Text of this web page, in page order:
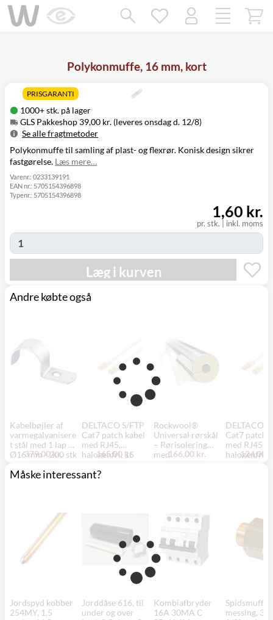
Polykonmuffe, 16 mm, kort
PRISGARANTI
1000+ stk. på lager
GLS Pakkeshop 39,00 kr. (leveres onsdag d. 12/8)
Se alle fragtmetoder
Metode
Pris
Leveres
GLS Pakkeshop
39,00 kr.
GLS
Hjemmelevering
GLS Erhverv
Svenstrup
(9230)
0,00 kr. Tirsdag d. 11/8
Polykonmuffe til samling af plast- og flexrør. Konisk design sikrer
fastgørelse. Læs mere…
Varenr.: 0233139191
EAN nr.: 5705154396898
Typenr.: 5705154396898
pr. stk. inkl. moms
1,60 kr.
Læg i kurven
Andre købte også
Kabelbøjler af
varmegalvanisere
t stål med 1 lap til
Ø16 mm - 200 stk
379,00 kr.
DELTACO S/FTP
Cat7 patch kabel
med RJ45,
halogenfri, 15
165,00 kr.
Rockwool®
Universal rørskål
– Rørisolering
med166,00 kr.
DELTACO
Cat7 patch
med RJ45,
halogenfri,
124,00
Måske interessant?
Jordspyd kobber
254MY, 1,5
Jorddåse 616, til
under og over
Kombiafbryder
16A 30MA C
Spidsmuffe,
messing, 3/
Mangler chatten?
Ret samtykke!